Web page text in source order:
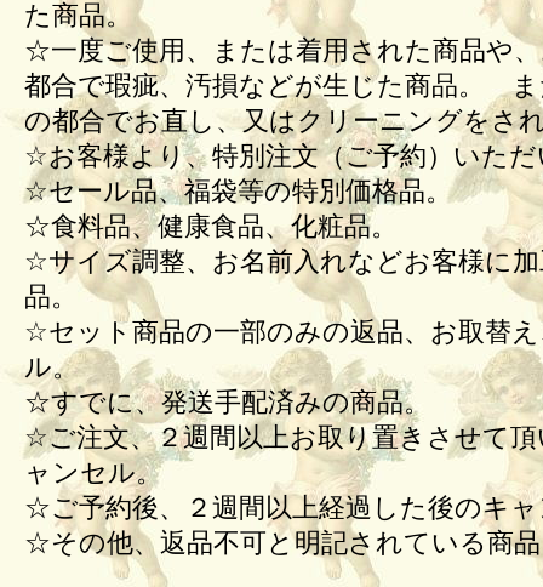
た商品。
☆一度ご使用、または着用された商品や
都合で瑕疵、汚損などが生じた商品。
の都合でお直し、又はクリーニングをさ
☆お客様より、特別注文（ご予約）いた
☆セール品、福袋等の特別価格品。
☆食料品、健康食品、化粧品。
☆サイズ調整、お名前入れなどお客様に
品。
☆セット商品の一部のみの返品、お取替
ル。
☆すでに、発送手配済みの商品。
☆ご注文、２週間以上お取り置きさせて
ャンセル。
☆ご予約後、２週間以上経過した後のキ
☆その他、返品不可と明記されている商